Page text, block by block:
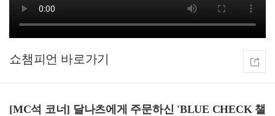
쇼챔피언
[MC석 코너] 달나츠에게 주문하신 'BLUE CHECK 챌